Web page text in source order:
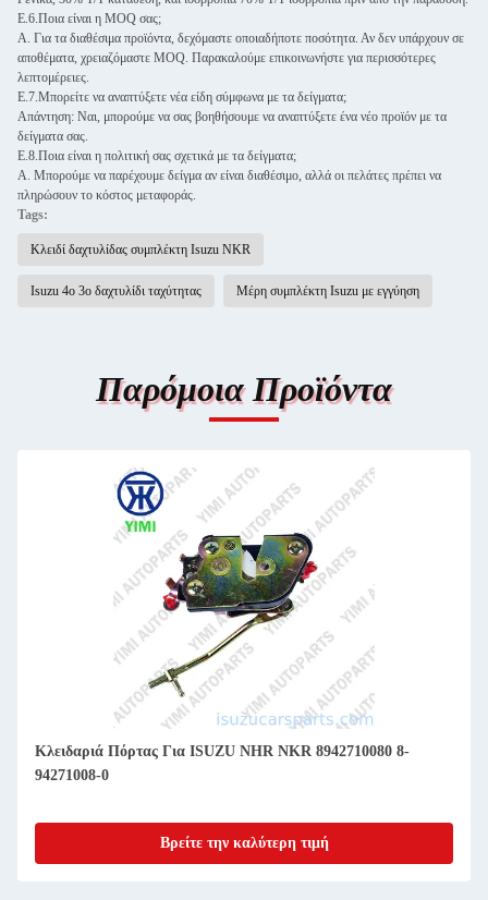
Ε.6.Ποια είναι η MOQ σας;
Α. Για τα διαθέσιμα προϊόντα, δεχόμαστε οποιαδήποτε ποσότητα. Αν δεν υπάρχουν σε
αποθέματα, χρειαζόμαστε MOQ. Παρακαλούμε επικοινωνήστε για περισσότερες
λεπτομέρειες.
Ε.7.Μπορείτε να αναπτύξετε νέα είδη σύμφωνα με τα δείγματα;
Απάντηση: Ναι, μπορούμε να σας βοηθήσουμε να αναπτύξετε ένα νέο προϊόν με τα
δείγματα σας.
Ε.8.Ποια είναι η πολιτική σας σχετικά με τα δείγματα;
Α. Μπορούμε να παρέχουμε δείγμα αν είναι διαθέσιμο, αλλά οι πελάτες πρέπει να
πληρώσουν το κόστος μεταφοράς.
Tags:
Κλειδί δαχτυλίδας συμπλέκτη Isuzu NKR
Isuzu 4ο 3ο δαχτυλίδι ταχύτητας Μέρη συμπλέκτη Isuzu με εγγύηση
Παρόμοια Προϊόντα
Κλειδαριά Πόρτας Για ISUZU NHR NKR 8942710080 8-
94271008-0
Βρείτε την καλύτερη τιμή